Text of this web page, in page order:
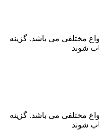
مختلفی می باشد. گزینه
شوند
مختلفی می باشد. گزینه
شوند